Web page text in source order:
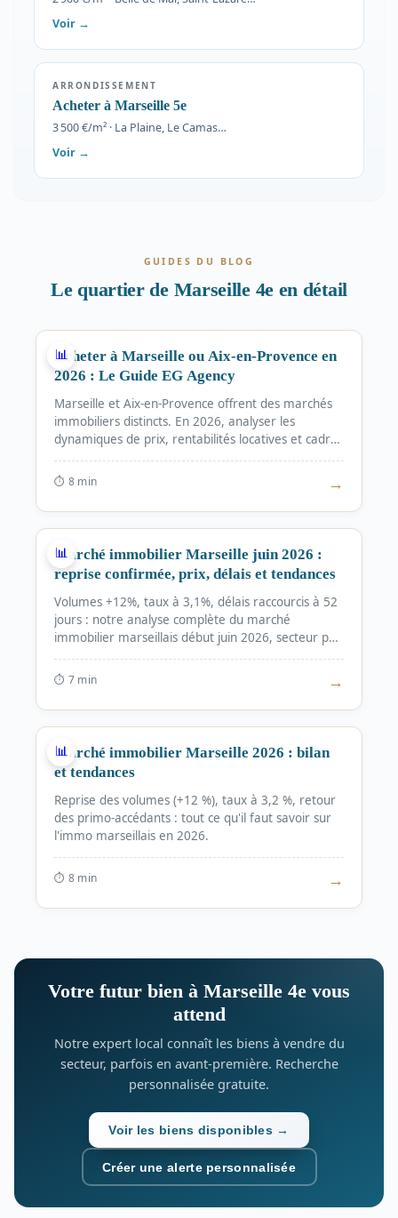
Voir →
ARRONDISSEMENT
Acheter à Marseille 5e
3 500 €/m² · La Plaine, Le Camas…
Voir →
GUIDES DU BLOG
Le quartier de Marseille 4e en détail
📊
Acheter à Marseille ou Aix-en-Provence en
2026 : Le Guide EG Agency
Marseille et Aix-en-Provence offrent des marchés
immobiliers distincts. En 2026, analyser les
dynamiques de prix, rentabilités locatives et cadres
de vie est crucial pour un investissement éclairé.
EG Agency décrypte les tendances.
⏱ 8 min →
📊
MARCHÉ
Marché immobilier Marseille juin 2026 :
reprise confirmée, prix, délais et tendances
Volumes +12%, taux à 3,1%, délais raccourcis à 52
jours : notre analyse complète du marché
immobilier marseillais début juin 2026, secteur par
secteur.
⏱ 7 min →
📊
MARCHÉ
Marché immobilier Marseille 2026 : bilan
et tendances
Reprise des volumes (+12 %), taux à 3,2 %, retour
des primo-accédants : tout ce qu'il faut savoir sur
l'immo marseillais en 2026.
⏱ 8 min →
Votre futur bien à Marseille 4e vous
attend
Notre expert local connaît les biens à vendre du
secteur, parfois en avant-première. Recherche
personnalisée gratuite.
Voir les biens disponibles →
Créer une alerte personnalisée